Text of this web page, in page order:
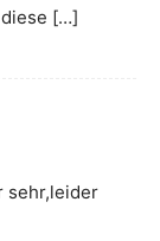
[…]
sehr,leider